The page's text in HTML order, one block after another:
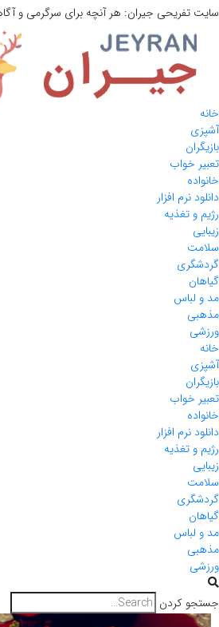
سایت تفریحی جیران: هر آنچه برای سرگرمی و
خانه
آشپزی
بازیگران
تعبیر خواب
خانواده
دانلود نرم افزار
رژیم و تغذیه
زیبایی
سلامت
گردشگری
گیاهان
مد و لباس
مذهبی
ورزشی
خانه
آشپزی
بازیگران
تعبیر خواب
خانواده
دانلود نرم افزار
رژیم و تغذیه
زیبایی
سلامت
گردشگری
گیاهان
مد و لباس
مذهبی
ورزشی
جستجو کردن